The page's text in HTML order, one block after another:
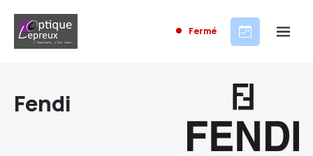
Fermé
Fendi